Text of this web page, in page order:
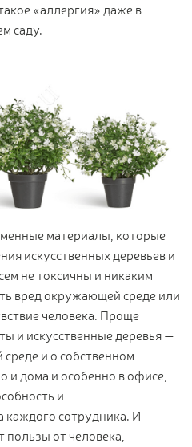
«аллергия» даже в
саду.
материалы, которые
искусственных деревьев и
не токсичны и никаким
вред окружающей среде или
человека. Проще
и искусственные деревья —
и о собственном
и дома и особенно в офисе,
и
каждого сотрудника. И
пользы от человека,